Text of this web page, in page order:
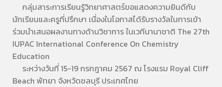
กลุ่มสาระการเรียนรู้วิทยาศาสตร์ขอแสดงความยินดีกับ
นักเรียนและครูที่ปรึกษา เนื่องในโอกาสได้รับรางวัลในการเข้า
ร่วมนำเสนอผลงานทางด้านวิชาการ ในเวทีนานาชาติ The 27th
IUPAC International Conference On Chemistry
Education
ระหว่างวันที่ 15-19 กรกฎาคม 2567 ณ โรงแรม Royal Cliff
Beach พัทยา จังหวัดชลบุรี ประเทศไทย